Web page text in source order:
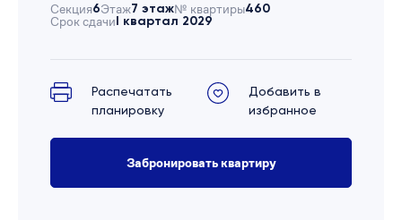
Секция6Этаж7 этаж№ квартиры460
Срок сдачиI квартал 2029
Распечатать
планировку
Добавить в
избранное
Забронировать квартиру